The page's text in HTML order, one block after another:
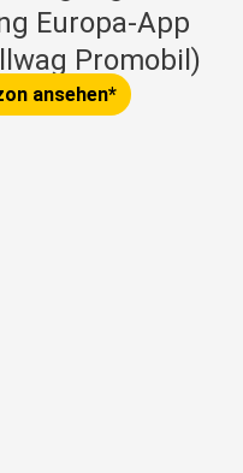
Europa-App
Promobil)
ansehen*